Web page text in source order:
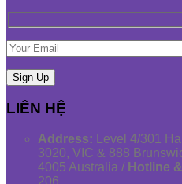
LIÊN HỆ
Address: Level 4/301
3020, VIC & 888
4005 Australia / Hotline